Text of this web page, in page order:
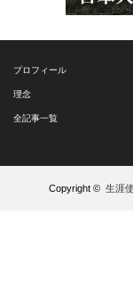
プロフィール
理念
全記事一覧
Copyright © 生涯